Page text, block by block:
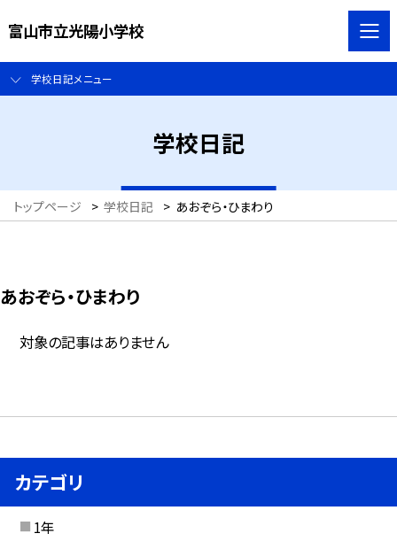
富山市立光陽小学校
学校日記メニュー
学校日記
トップページ > 学校日記 > あおぞら・ひまわり
あおぞら・ひまわり
対象の記事はありません
カテゴリ
1年